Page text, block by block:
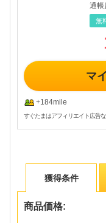
通帳
無
マ
+184mile
すぐたまはアフィリエイト広告
獲得条件
商品価格: